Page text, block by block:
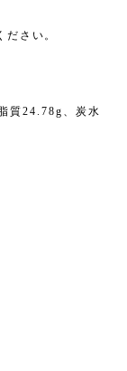
さい。
質24.78g、炭水